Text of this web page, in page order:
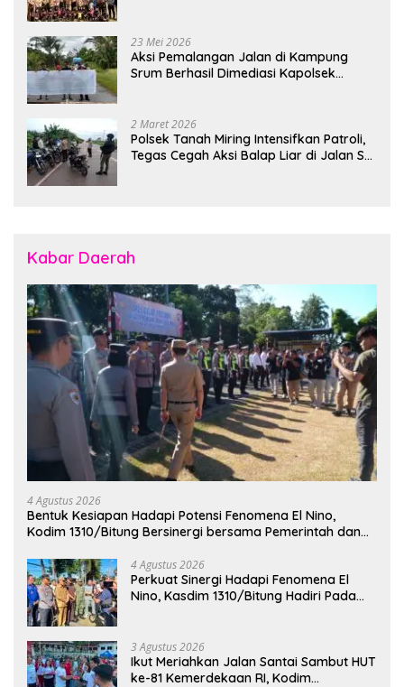
23 Mei 2026
Aksi Pemalangan Jalan di Kampung
Srum Berhasil Dimediasi Kapolsek
2 Maret 2026
Polsek Tanah Miring Intensifkan Patroli,
Tegas Cegah Aksi Balap Liar di Jalan SP
Kabar Daerah
4 Agustus 2026
Bentuk Kesiapan Hadapi Potensi Fenomena El Nino,
Kodim 1310/Bitung Bersinergi bersama Pemerintah dan
Bencana
4 Agustus 2026
Perkuat Sinergi Hadapi Fenomena El
Nino, Kasdim 1310/Bitung Hadiri Pada
3 Agustus 2026
Ikut Meriahkan Jalan Santai Sambut HUT
ke-81 Kemerdekaan RI, Kodim